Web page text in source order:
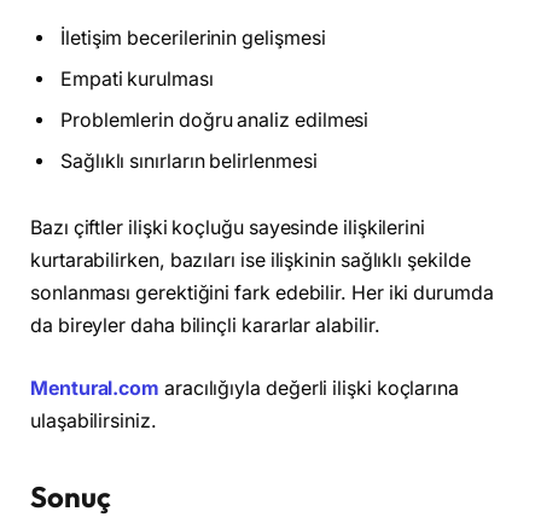
İletişim becerilerinin gelişmesi
Empati kurulması
Problemlerin doğru analiz edilmesi
Sağlıklı sınırların belirlenmesi
Bazı çiftler ilişki koçluğu sayesinde ilişkilerini
kurtarabilirken, bazıları ise ilişkinin sağlıklı şekilde
sonlanması gerektiğini fark edebilir. Her iki durumda
da bireyler daha bilinçli kararlar alabilir.
Mentural.com aracılığıyla değerli ilişki koçlarına
ulaşabilirsiniz.
Sonuç